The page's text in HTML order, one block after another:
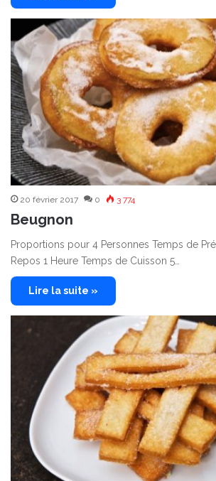
20 février 2017 0 3 774
Beugnon
Proportions pour 4 Personnes Temps de
Repos 1 Heure Temps de Cuisson 5…
Lire la suite »